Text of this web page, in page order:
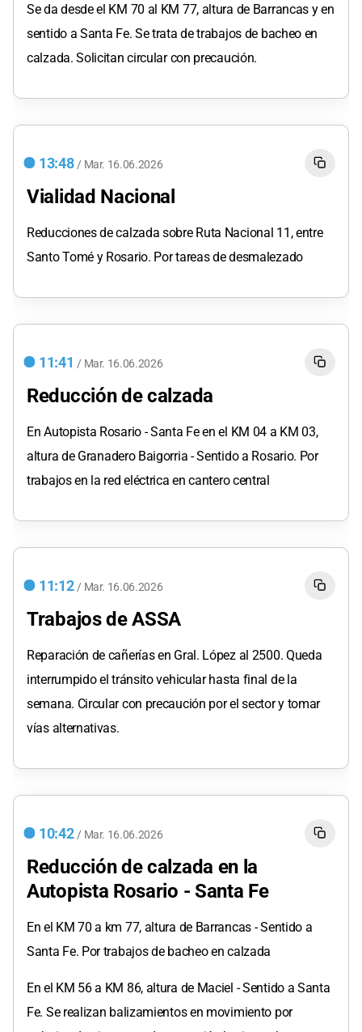
Se da desde el KM 70 al KM 77, altura de Barrancas y en
sentido a Santa Fe. Se trata de trabajos de bacheo en
calzada. Solicitan circular con precaución.
13:48 / Mar. 16.06.2026
Vialidad Nacional
Reducciones de calzada sobre Ruta Nacional 11, entre
Santo Tomé y Rosario. Por tareas de desmalezado
11:41 / Mar. 16.06.2026
Reducción de calzada
En Autopista Rosario - Santa Fe en el KM 04 a KM 03,
altura de Granadero Baigorria - Sentido a Rosario. Por
trabajos en la red eléctrica en cantero central
11:12 / Mar. 16.06.2026
Trabajos de ASSA
Reparación de cañerías en Gral. López al 2500. Queda
interrumpido el tránsito vehicular hasta final de la
semana. Circular con precaución por el sector y tomar
vías alternativas.
10:42 / Mar. 16.06.2026
Reducción de calzada en la
Autopista Rosario - Santa Fe
En el KM 70 a km 77, altura de Barrancas - Sentido a
Santa Fe. Por trabajos de bacheo en calzada
En el KM 56 a KM 86, altura de Maciel - Sentido a Santa
Fe. Se realizan balizamientos en movimiento por